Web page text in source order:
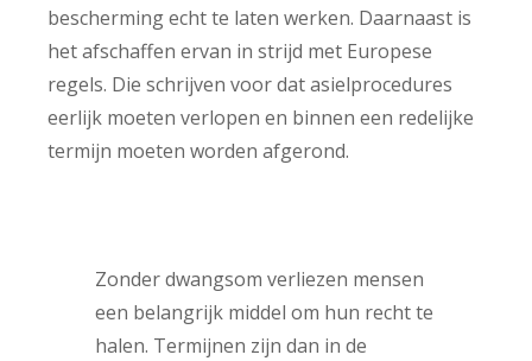
bescherming echt te laten werken. Daarnaast is
het afschaffen ervan in strijd met Europese
regels. Die schrijven voor dat asielprocedures
eerlijk moeten verlopen en binnen een redelijke
termijn moeten worden afgerond.
Zonder dwangsom verliezen mensen
een belangrijk middel om hun recht te
halen. Termijnen zijn dan in de